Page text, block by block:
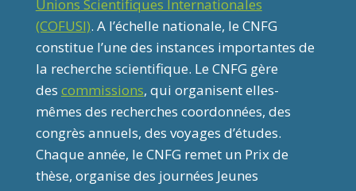
Unions Scientifiques Internationales
(COFUSI). A l’échelle nationale, le CNFG
constitue l’une des instances importantes de
la recherche scientifique. Le CNFG gère
des commissions, qui organisent elles-
mêmes des recherches coordonnées, des
congrès annuels, des voyages d’études.
Chaque année, le CNFG remet un Prix de
thèse, organise des journées Jeunes